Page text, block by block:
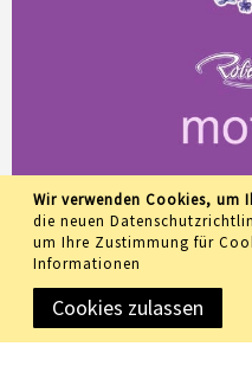
Wir verwenden Cookies, um
die neuen
um Ihre Zustimmung für
Informationen
Cookies zulassen
Copyright © 2019
Designated trademarks